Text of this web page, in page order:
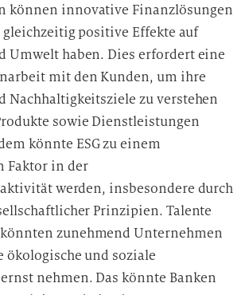
können innovative Finanzlösungen
positive Effekte auf
Umwelt haben. Dies erfordert eine
mit den Kunden, um ihre
Nachhaltigkeitsziele zu verstehen
sowie Dienstleistungen
könnte ESG zu einem
Faktor in der
werden, insbesondere durch
Prinzipien. Talente
könnten zunehmend Unternehmen
ökologische und soziale
nehmen. Das könnte Banken